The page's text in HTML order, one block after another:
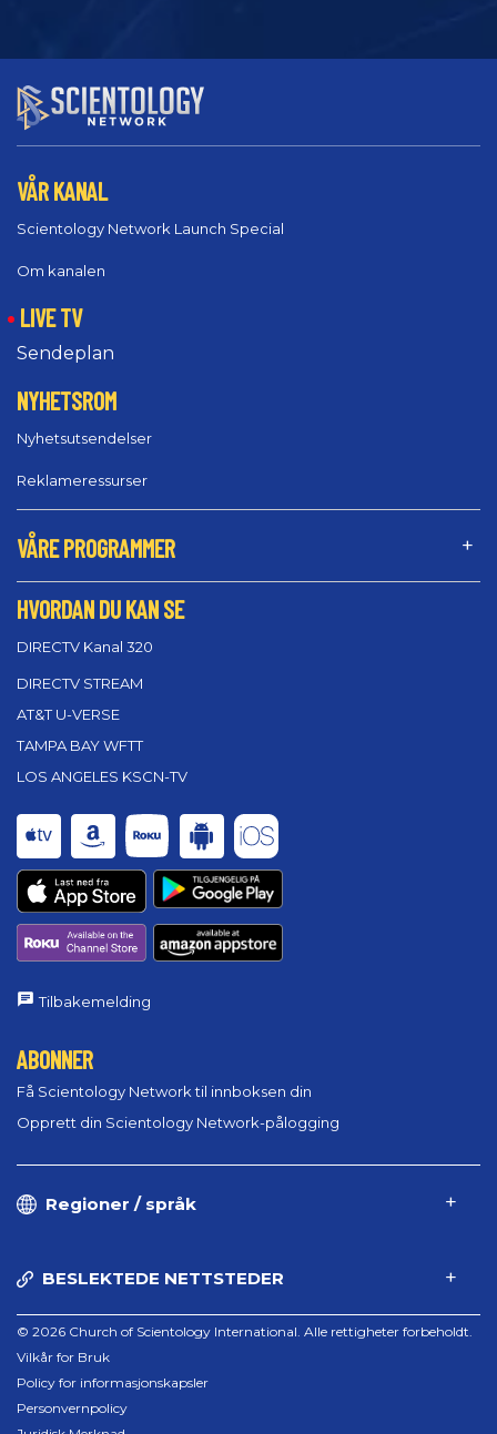
VÅR KANAL
Scientology Network Launch Special
Om kanalen
LIVE TV
Sendeplan
NYHETSROM
Nyhetsutsendelser
Reklameressurser
VÅRE PROGRAMMER
HVORDAN DU KAN SE
DIRECTV Kanal 320
DIRECTV STREAM
AT&T U-VERSE
TAMPA BAY WFTT
LOS ANGELES KSCN-TV
Tilbakemelding
ABONNER
Få Scientology Network til innboksen din
Opprett din Scientology Network-pålogging
Regioner / språk
BESLEKTEDE NETTSTEDER
© 2026 Church of Scientology International. Alle rettigheter forbeholdt.
Vilkår for Bruk
Policy for informasjonskapsler
Personvernpolicy